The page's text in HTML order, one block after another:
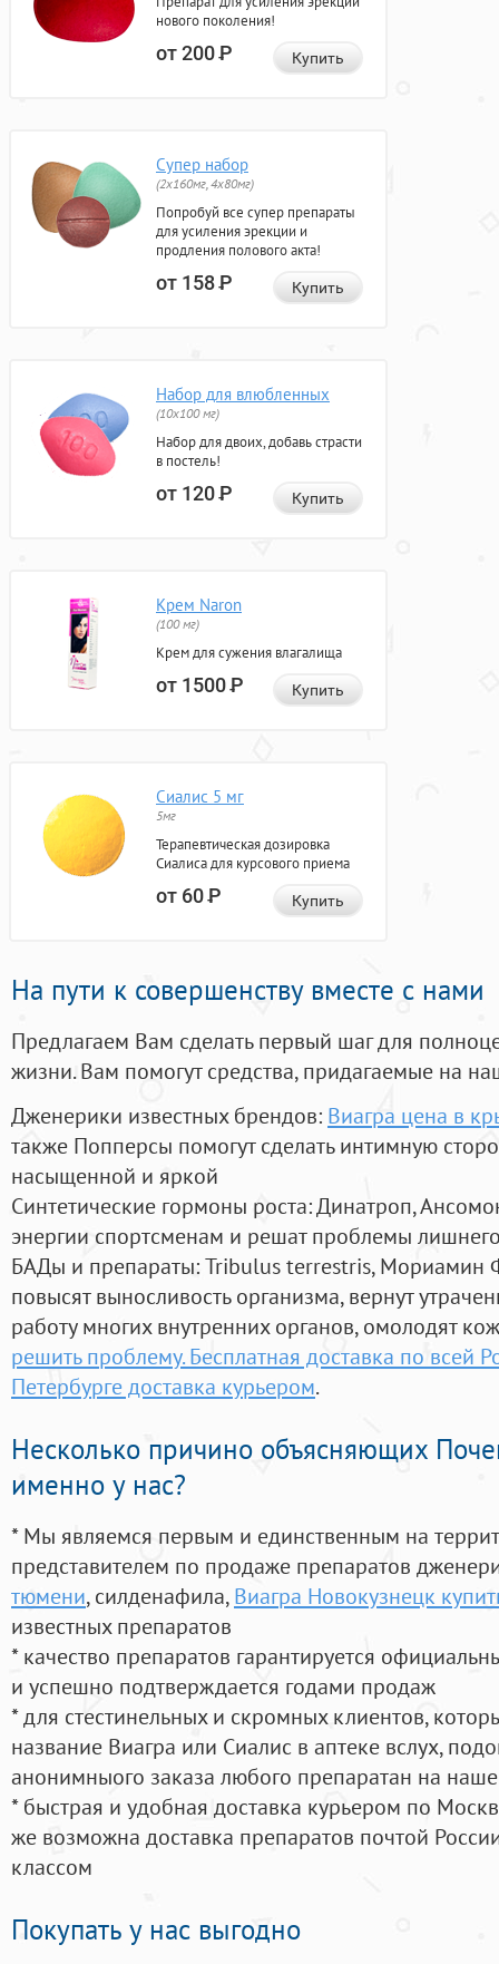
нового поколения!
от 200Р Купить
Супер набор
(2х160мг, 4х80мг)
Попробуй все супер препараты
для усиления эрекции и
продления полового акта!
от 158Р Купить
Набор для влюбленных
(10х100 мг)
Набор для двоих, добавь страсти
в постель!
от 120Р Купить
Крем Naron
(100 мг)
Крем для сужения влагалища
от 1500Р Купить
Сиалис 5 мг
5мг
Терапевтическая дозировка
Сиалиса для курсового приема
от 60Р Купить
На пути к совершенству вместе с нами
Предлагаем Вам сделать первый шаг для
жизни. Вам помогут средства, придагаемые на
Дженерики известных брендов: Виагра цена в
также Попперсы помогут сделать интимную
насыщенной и яркой
Синтетические гормоны роста: Динатроп,
энергии спортсменам и решат проблемы
БАДы и препараты:Tribulus terrestris, Мориамин
повысят выносливость организма, вернут
работу многих внутренних органов, омолодят
решить проблему. Бесплатная доставка по всей
Петербурге доставка курьером.
Несколько причино объясняющих
именно у нас?
* Мы являемся первым и единственным на
представителем по продаже препаратов
тюмени, силденафила, Виагра Новокузнецк
известных препаратов
* качество препаратов гарантируется
и успешно подтверждается годами продаж
* для стестинельных и скромных клиентов,
название Виагра или Сиалис в аптеке вслух,
анонимныого заказа любого препаратан на
* быстрая и удобная доставка курьером по
же возможна доставка препаратов почтой
классом
Покупать у нас выгодно